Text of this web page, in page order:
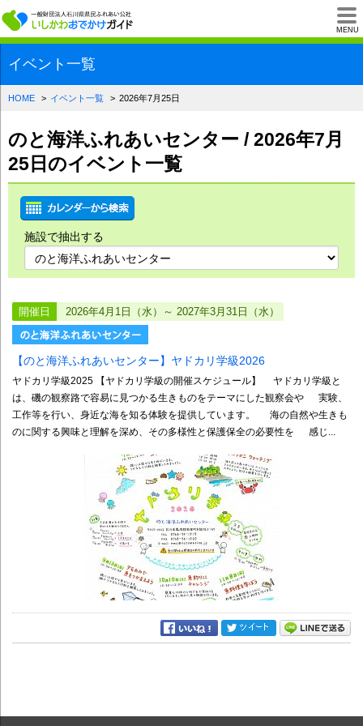
MENU
一般財団法人石川
イベント一覧
HOME イベント一覧 2026年7月25日
のと海洋ふれあいセンター / 2026年7月
25日のイベント一覧
施設で抽出する
開催日 2026年4月1日（水）～ 2027年3月31日（水）
【のと海洋ふれあいセンター】ヤドカリ学級2026
ヤドカリ学級2025 【ヤドカリ学級の開催スケジュール】 ヤドカリ学級と
は、磯の観察路で容易に見つかる生きものをテーマにした観察会や 実験、
工作等を行い、身近な海を知る体験を提供しています。 海の自然や生きも
のに関する興味と理解を深め、その多様性と保護保全の必要性を 感じ...